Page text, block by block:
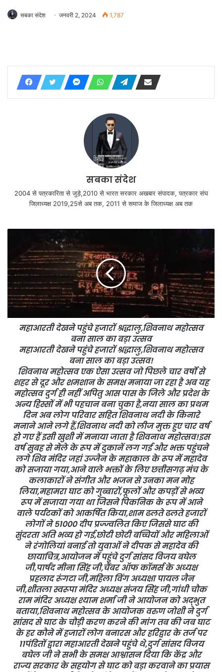
सबका संदेश जनवरी 2, 2024 1,787
सबका संदेश
2004 से पत्रकारिता से जुड़े,2010 से भारत सरकार अखबार संपादक, पत्रकार संघ
जिलाध्यक्ष 2019,25से अब तक, 2011 से समाज के जिलाध्यक्ष अब तक
महाआरती देखने पहुंचे हजारों श्रद्धालु,शिवनाथ महोत्सव
बना साल का बड़ा उत्सव
महाआरती देखने पहुंचे हजारों श्रद्धालु,शिवनाथ महोत्सव
बना साल का बड़ा उत्सव!
शिवनाथ महोत्सव एक ऐसा उत्सव जो पिछले चार वर्षों से
शहर से दूर और शमशान के समक्ष मनाया जा रहा है अब यह
महोत्सव दुर्ग ही नहीं अपितु आस पास के जिले और प्रदेश के
अन्य हिस्सों में भी पहचान बना चुका है,नया साल का प्रथम
दिन अब लोग परिवार सहित शिवनाथ नदी के किनारे
मनाने आने लगे हैं,शिवनाथ नदी को लीज मुक्त हुए चार वर्ष
हो गए हैं इसी खुशी में मनाया जाता है शिवनाथ महोत्सव!इस
वर्ष सुबह से मेले के रूप में दुकानें लग गई और भक्त पहुंचने
लगे शिव मंदिर जहां उज्जैन के महाकाल के रूप में महादेव
को सजाया गया,आने वाले भक्तों के लिए छत्तीसगढ़ मंच के
कलाकारों ने संगीत और भजन से उनका मन मोह
लिया,महामरा घाट को गुब्बारों,फूलों और कपड़ों से भव्य
रूप में सजाया गया था जिसने पिकनिक के रूप में आने
वाले पर्यटकों को आकर्षित किया,शाम ढलते ढलते हजारों
लोगों ने 51000 दीप प्रज्ज्वलित किए जिससे घाट की
सुंदरता अति भव्य हो गई,छोटी छोटी बच्चियों और महिलाओं
ने रंगोलियां बनाई तो युवाओं ने दीपक से महादेव की
छायाचित्र,आयोजन में पहुंचे दुर्ग सांसद विजय बघेल
जी,पार्षद मीना सिंह जी,चैंबर ऑफ कॉमर्स के अध्यक्ष
प्रहलाद रूंगटा जी,महिला विंग अध्यक्षा पायल जैन
जी,शीतला स्वरूपा मंदिर अध्यक्ष संजय सिंह जी,गांधी चौक
राम मंदिर अध्यक्ष श्याम शर्मा जी ने आयोजन को अद्भुत
बताया,शिवनाथ महोत्सव के आयोजक वरुण जोशी ने दुर्ग
सांसद से घाट के चौड़ी करण करने की मांग तब की जब घाट
के हर कौने में हजारों लोग बनारस और हरिद्वार के तर्ज पर
11पंडितों द्वारा महाआरती देखने पहुंचे थे,दुर्ग सांसद विजय
बघेल जी ने सभी के समक्ष आश्वासन दिया कि केंद्र और
राज्य सरकार के सहयोग से घाट को बड़ा करवाने का प्रयास